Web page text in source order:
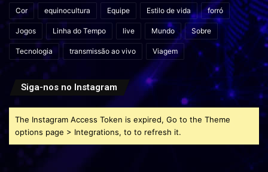
Cor equinocultura Equipe Estilo de vida forró
Jogos Linha do Tempo live Mundo Sobre
Tecnologia transmissão ao vivo Viagem
Siga-nos no Instagram
The Instagram Access Token is expired, Go to the Theme
options page > Integrations, to to refresh it.